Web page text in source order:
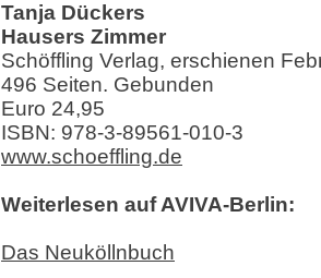
Tanja Dückers
Hausers Zimmer
Schöffling Verlag, erschienen
496 Seiten. Gebunden
Euro 24,95
ISBN: 978-3-89561-010-3
www.schoeffling.de
Weiterlesen auf AVIVA-Berlin:
Das Neuköllnbuch